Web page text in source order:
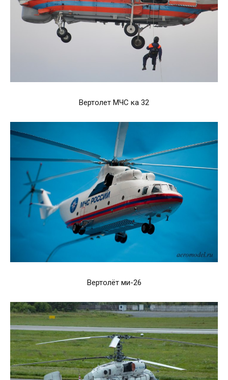
Вертолет МЧС ка 32
Вертолёт ми-26